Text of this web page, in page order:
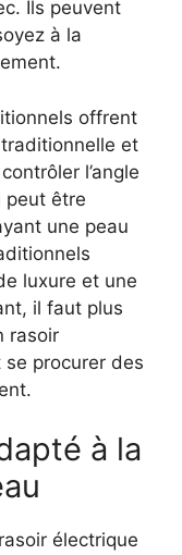
Ils peuvent
à la
offrent
et
l’angle
peut être
une peau
luxure et une
il faut plus
rasoir
procurer des
à la
électrique